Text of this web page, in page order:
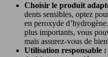
Choisir le produit
dents sensibles, optez
en peroxyde
plus importants, vous
mais assurez-vous de
Utilisation responsable :